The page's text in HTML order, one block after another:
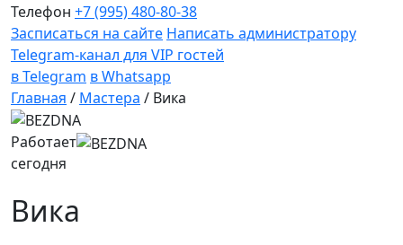
Телефон +7 (995) 480-80-38
Засписаться на сайте Написать администратору
Telegram-канал для VIP гостей
в Telegram в Whatsapp
Главная / Мастера / Вика
Работает
сегодня
Вика